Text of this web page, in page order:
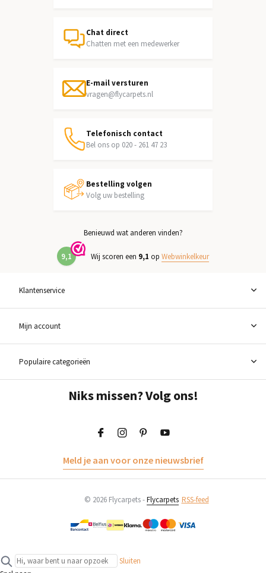
Chat direct
Chatten met een medewerker
E-mail versturen
vragen@flycarpets.nl
Telefonisch contact
Bel ons op 020 - 261 47 23
Bestelling volgen
Volg uw bestelling
Benieuwd wat anderen vinden?
9,1 Wij scoren een 9,1 op Webwinkelkeur
Klantenservice
Mijn account
Populaire categorieën
Niks missen? Volg ons!
Meld je aan voor onze nieuwsbrief
© 2026 Flycarpets -Flycarpets RSS-feed
Sluiten